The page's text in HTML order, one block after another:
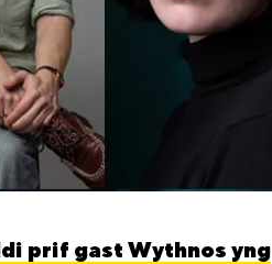
prif gast Wythnos yng